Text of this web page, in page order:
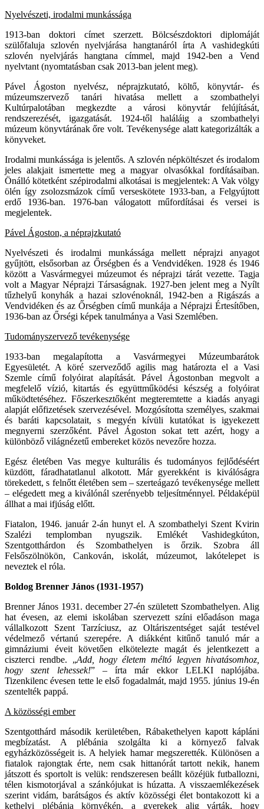
Nyelvészeti, irodalmi munkássága
1913-ban doktori címet szerzett. Bölcsészdoktori diplomáját
szülőfaluja szlovén nyelvjárása hangtanáról írta A vashidegkúti
szlovén nyelvjárás hangtana címmel, majd 1942-ben a Vend
nyelvtant (nyomtatásban csak 2013-ban jelent meg).
Pável Ágoston nyelvész, néprajzkutató, költő, könyvtár- és
múzeumszervező tanári hivatása mellett a szombathelyi
Kultúrpalotában megkezdte a városi könyvtár felújítását,
rendszerezését, igazgatását. 1924-től haláláig a szombathelyi
múzeum könyvtárának őre volt. Tevékenysége alatt kategorizálták a
könyveket.
Irodalmi munkássága is jelentős. A szlovén népköltészet és irodalom
jeles alakjait ismertette meg a magyar olvasókkal fordításaiban.
Önálló kötetként szépirodalmi alkotásai is megjelentek: A Vak völgy
ölén így zsolozsmázok című verseskötete 1933-ban, a Felgyújtott
erdő 1936-ban. 1976-ban válogatott műfordításai és versei is
megjelentek.
Pável Ágoston, a néprajzkutató
Nyelvészeti és irodalmi munkássága mellett néprajzi anyagot
gyűjtött, elsősorban az Őrségben és a Vendvidéken. 1928 és 1946
között a Vasvármegyei múzeumot és néprajzi tárát vezette. Tagja
volt a Magyar Néprajzi Társaságnak. 1927-ben jelent meg a Nyílt
tűzhelyű konyhák a hazai szlovénoknál, 1942-ben a Rigászás a
Vendvidéken és az Őrségben című munkája a Néprajzi Értesítőben,
1936-ban az Őrségi képek tanulmánya a Vasi Szemlében.
Tudományszervező tevékenysége
1933-ban megalapította a Vasvármegyei Múzeumbarátok
Egyesületét. A köré szerveződő agilis mag határozta el a Vasi
Szemle című folyóirat alapítását. Pável Ágostonban megvolt a
megfelelő vízió, kitartás és együttműködési készség a folyóirat
működtetéséhez. Főszerkesztőként megteremtette a kiadás anyagi
alapját előfizetések szervezésével. Mozgósította személyes, szakmai
és baráti kapcsolatait, s megyén kívüli kutatókat is igyekezett
megnyerni szerzőként. Pável Ágoston sokat tett azért, hogy a
különböző világnézetű embereket közös nevezőre hozza.
Egész életében Vas megye kulturális és tudományos fejlődéséért
küzdött, fáradhatatlanul alkotott. Már gyerekként is kiválóságra
törekedett, s felnőtt életében sem – szerteágazó tevékenysége mellett
– elégedett meg a kiválónál szerényebb teljesítménnyel. Példaképül
állhat a mai ifjúság előtt.
Fiatalon, 1946. január 2-án hunyt el. A szombathelyi Szent Kvirin
Szalézi templomban nyugszik. Emlékét Vashidegkúton,
Szentgotthárdon és Szombathelyen is őrzik. Szobra áll
Felsőszölnökön, Cankován, iskolát, múzeumot, lakótelepet is
neveztek el róla.
Boldog Brenner János (1931-1957)
Brenner János 1931. december 27-én született Szombathelyen. Alig
hat évesen, az elemi iskolában szervezett színi előadáson maga
vállalkozott Szent Tarzíciusz, az Oltáriszentséget saját testével
védelmező vértanú szerepére. A diákként kitűnő tanuló már a
gimnáziumi éveit követően elkötelezte magát és jelentkezett a
ciszterci rendbe. „Add, hogy életem méltó legyen hivatásomhoz,
hogy szent lehessek!” – írta már ekkor LELKI naplójába.
Tizenkilenc évesen tette le első fogadalmát, majd 1955. június 19-én
szentelték pappá.
A közösségi ember
Szentgotthárd második kerületében, Rábakethelyen kapott kápláni
megbízatást. A plébánia szolgálta ki a környező falvak
egyházközösségeit is. A helyiek hamar megszerették. Különösen a
fiatalok rajongtak érte, nem csak hittanórát tartott nekik, hanem
játszott és sportolt is velük: rendszeresen beállt közéjük futballozni,
télen kismotorjával a szánkójukat is húzatta. A visszaemlékezések
szerint vidám, barátságos és aktív közösségi élet bontakozott ki a
kethelyi plébánia környékén, a gyerekek alig várták, hogy